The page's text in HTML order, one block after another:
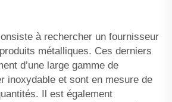
à rechercher un fournisseur
métalliques. Ces derniers
d’une large gamme de
inoxydable et sont en mesure de
Il est également